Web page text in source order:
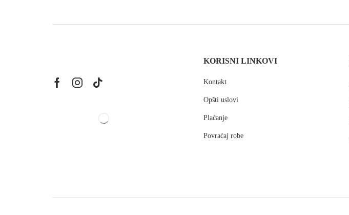
KORISNI LINKOVI
Kontakt
Opšti uslovi
Plaćanje
Povraćaj robe